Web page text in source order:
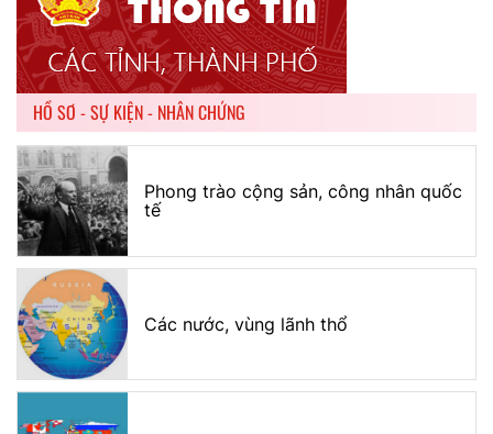
HỒ SƠ - SỰ KIỆN - NHÂN CHỨNG
Phong trào cộng sản, công nhân quốc
tế
Các nước, vùng lãnh thổ